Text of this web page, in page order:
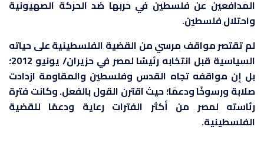
المدافعين عن فلسطين في حربها ضد الحركة الصهيونية
واحتلال فلسطين.
لم تقتصر مواقف مرسي من القضية الفلسطينية على حياته
السياسية قبل انتخابه رئيسًا لمصر في حزيران/ يونيو 2012؛
بل إن مواقفه تجاه القدس وفلسطين والمقاومة ازدادت
صلابة ورسوخًا ودعمًا؛ حيث اقترن القول بالفعل. وكانت فترة
رئاسته لمصر من أكثر الفترات رعاية ودعمًا للقضية
الفلسطينية.